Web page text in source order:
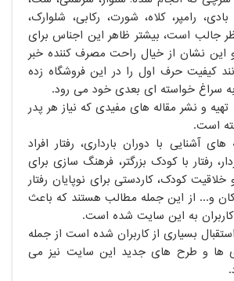
رامپر، کلاه، شورت، رکابی، شلوارک،
جالب است، بیشتر ظاهر این اجناس برای
نشان از خیال راحت مصرف کننده خبر
کیفیت حرف اول را در این فروشگاه زده
سراغ خواسته ای بعدی خود می رود.
و نشر مقاله های مفیدی که نیاز هر پدر
است.
آشنایی با دوران بارداری، رفتار افراد
رفتار با کودک بزرگتر، فرهنگ سازی برای
کودک، کاردستی برای نوپایان رفتار
و... از این جمله مطالب هستند که باعث
به این سایت شده است.
بسیاری از کاربران شده است از جمله
ها و طرح های جدید این سایت نیز می